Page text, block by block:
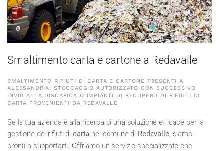
Smaltimento carta e cartone a Redavalle
SMALTIMENTO RIFIUTI DI CARTA E CARTONE PRESENTI A
ALESSANDRIA: STOCCAGGIO AUTORIZZATO CON SUCCESSIVO
INVIO ALLA DISCARICA O IMPIANTI DI RECUPERO DI RIFIUTI DI
CARTA PROVENIENTI DA REDAVALLE
Se la tua azienda è alla ricerca di una soluzione efficace per la
gestione dei rifiuti di carta nel comune di Redavalle, siamo
pronti a supportarti. Offriamo un servizio specializzato che